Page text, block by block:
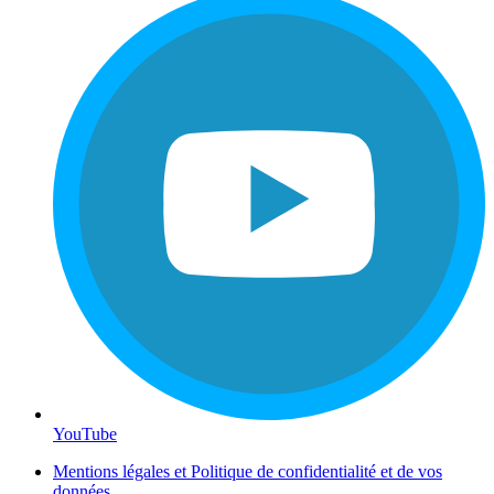
YouTube
Mentions légales et Politique de confidentialité et de vos